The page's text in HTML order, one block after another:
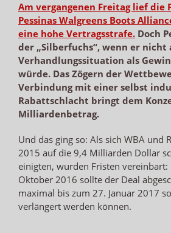
Am vergangenen Freitag lief die
Pessinas Walgreens Boots
eine hohe Vertragsstrafe. Doch
der „Silberfuchs“, wenn er nicht
Verhandlungssituation als
würde. Das Zögern der
Verbindung mit einer selbst
Rabattschlacht bringt dem
Milliardenbetrag.
Und das ging so: Als sich WBA und
2015 auf die 9,4 Milliarden Dollar
einigten, wurden Fristen vereinbart:
Oktober 2016 sollte der Deal
maximal bis zum 27. Januar 2017
verlängert werden können.